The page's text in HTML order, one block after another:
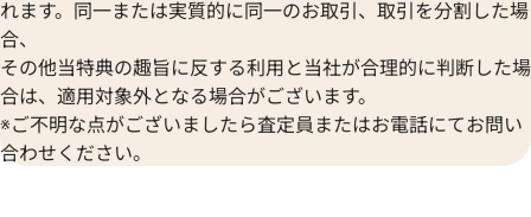
れます。同一または実質的に同一のお取引、取引を分割した場
合、
その他当特典の趣旨に反する利用と当社が合理的に判断した場
合は、適用対象外となる場合がございます。
※ご不明な点がございましたら査定員またはお電話にてお問い
合わせください。